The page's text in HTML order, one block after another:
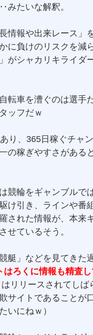
みたいな解釈。
情報や出来レース」
に負けのリスクを減
がシャカリキライダ
転車を漕ぐのは選手
ッフだｗ
り、365日稼ぐチャ
の稼ぎやすさがある
競輪をギャンブルで
け引き、ラインや番
された情報が、本来
せているそう。
艇」などを見てきた
はろくに情報も精査
リリースされてしば
サイトであることが
いにねｗ）